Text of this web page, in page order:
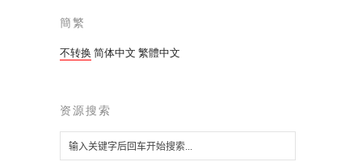
簡繁
不转换 简体中文 繁體中文
资源搜索